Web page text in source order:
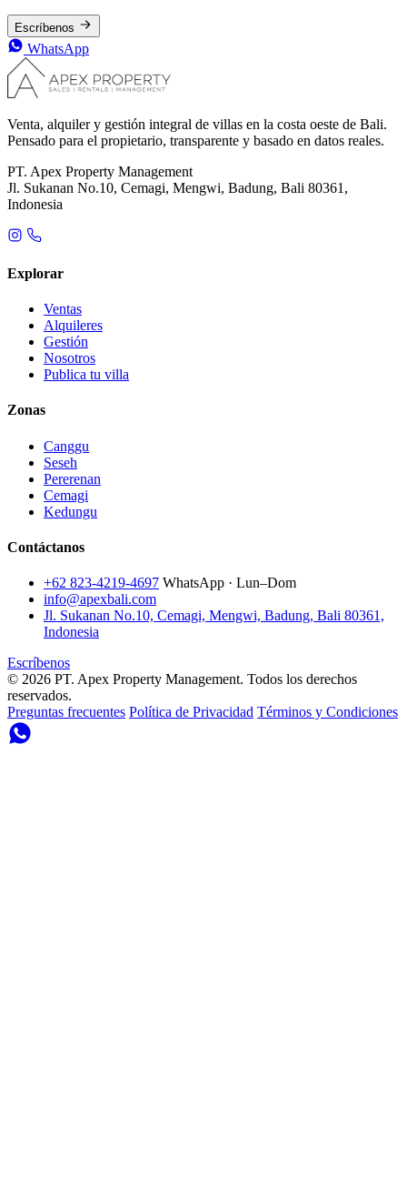
Escríbenos
WhatsApp
Venta, alquiler y gestión integral de villas en la costa oeste de Bali.
Pensado para el propietario, transparente y basado en datos reales.
PT. Apex Property Management
Jl. Sukanan No.10, Cemagi, Mengwi, Badung, Bali 80361,
Indonesia
Explorar
Ventas
Alquileres
Gestión
Nosotros
Publica tu villa
Zonas
Canggu
Seseh
Pererenan
Cemagi
Kedungu
Contáctanos
+62 823-4219-4697 WhatsApp · Lun–Dom
info@apexbali.com
Jl. Sukanan No.10, Cemagi, Mengwi, Badung, Bali 80361,
Indonesia
Escríbenos
© 2026 PT. Apex Property Management. Todos los derechos
reservados.
Preguntas frecuentes Política de Privacidad Términos y Condiciones